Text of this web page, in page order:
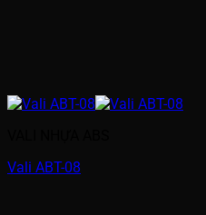
Vali ABT-08